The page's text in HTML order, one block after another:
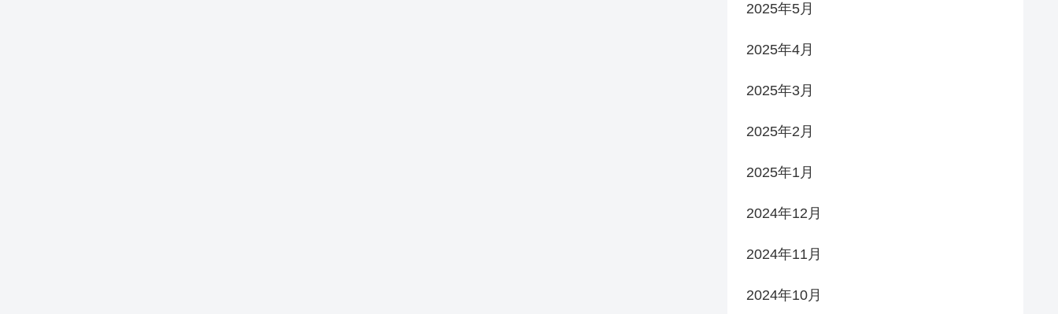
2025年5月
2025年4月
2025年3月
2025年2月
2025年1月
2024年12月
2024年11月
2024年10月